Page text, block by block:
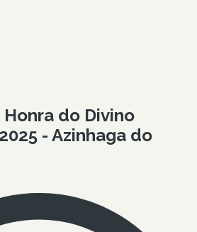
do Divino
- Azinhaga do